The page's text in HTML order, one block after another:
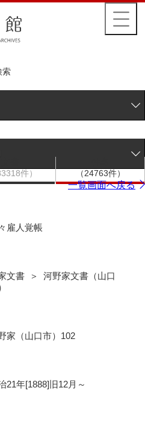
索
件）
（24763件）
一覧画面へ戻る
雇人覚帳
文書 ＞ 河野家文書（山口
家（山口市）102
21年[1888]旧12月～